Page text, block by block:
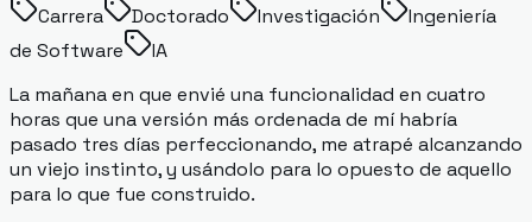
Carrera
Doctorado Investigación
Ingeniería
de Software
IA
La mañana en que envié una funcionalidad en cuatro
horas que una versión más ordenada de mí habría
pasado tres días perfeccionando, me atrapé alcanzando
un viejo instinto, y usándolo para lo opuesto de aquello
para lo que fue construido.